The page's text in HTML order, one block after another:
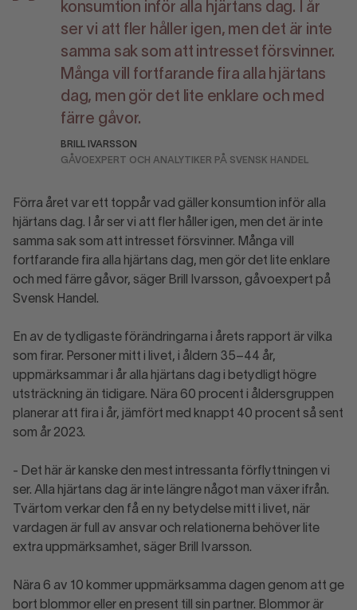
konsumtion inför alla hjärtans dag. I år
ser vi att fler håller igen, men det är inte
samma sak som att intresset försvinner.
Många vill fortfarande fira alla hjärtans
dag, men gör det lite enklare och med
färre gåvor.
BRILL IVARSSON
GÅVOEXPERT OCH ANALYTIKER PÅ SVENSK HANDEL
Förra året var ett toppår vad gäller konsumtion inför alla
hjärtans dag. I år ser vi att fler håller igen, men det är inte
samma sak som att intresset försvinner. Många vill
fortfarande fira alla hjärtans dag, men gör det lite enklare
och med färre gåvor, säger Brill Ivarsson, gåvoexpert på
Svensk Handel.
En av de tydligaste förändringarna i årets rapport är vilka
som firar. Personer mitt i livet, i åldern 35–44 år,
uppmärksammar i år alla hjärtans dag i betydligt högre
utsträckning än tidigare. Nära 60 procent i åldersgruppen
planerar att fira i år, jämfört med knappt 40 procent så sent
som år 2023.
- Det här är kanske den mest intressanta förflyttningen vi
ser. Alla hjärtans dag är inte längre något man växer ifrån.
Tvärtom verkar den få en ny betydelse mitt i livet, när
vardagen är full av ansvar och relationerna behöver lite
extra uppmärksamhet, säger Brill Ivarsson.
Nära 6 av 10 kommer uppmärksamma dagen genom att ge
bort blommor eller en present till sin partner. Blommor är